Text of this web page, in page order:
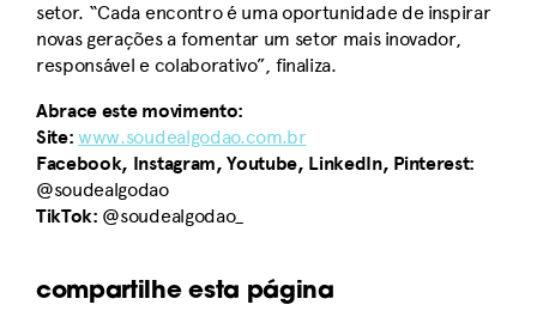
setor. “Cada encontro é uma oportunidade de inspirar
novas gerações a fomentar um setor mais inovador,
responsável e colaborativo”, finaliza.
Abrace este movimento:
Site: www.soudealgodao.com.br
Facebook, Instagram, Youtube, LinkedIn, Pinterest:
@soudealgodao
TikTok: @soudealgodao_
compartilhe esta página